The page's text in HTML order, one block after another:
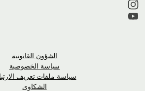
الشؤون القانونية
سياسة الخصوصية
سياسة ملفات تعريف الارتباط
الشكاوى